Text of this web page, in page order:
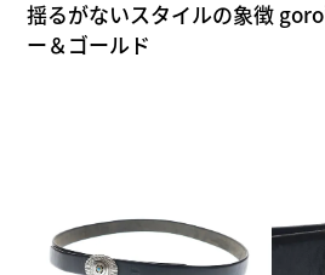
揺るがないスタイルの象徴
ー＆ゴールド